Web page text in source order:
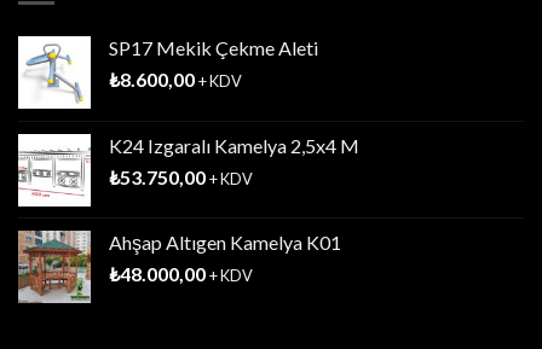
SP17 Mekik Çekme Aleti
₺8.600,00+ KDV
K24 Izgaralı Kamelya 2,5x4 M
₺53.750,00+ KDV
Ahşap Altıgen Kamelya K01
₺48.000,00+ KDV